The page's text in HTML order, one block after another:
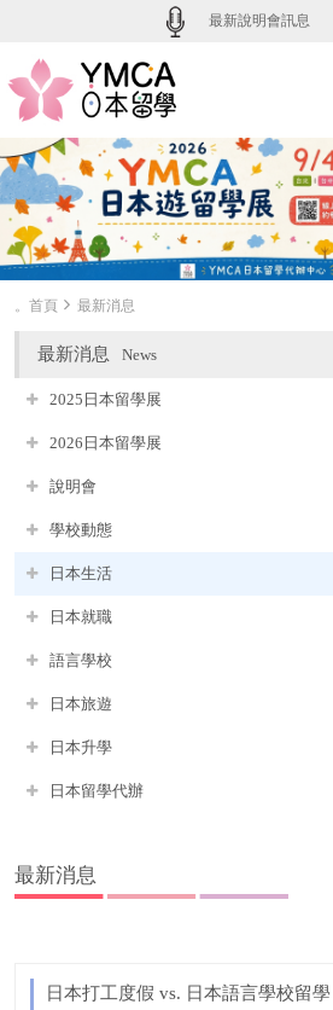
最新說明會訊息
。首頁 最新消息
最新消息 News
2025日本留學展
2026日本留學展
說明會
學校動態
日本生活
日本就職
語言學校
日本旅遊
日本升學
日本留學代辦
最新消息
日本打工度假 vs. 日本語言學校留